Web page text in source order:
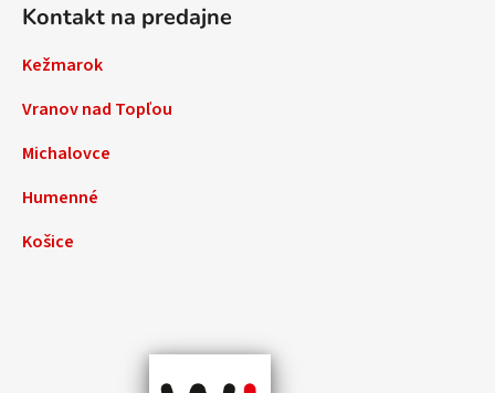
Kontakt na predajne
Kežmarok
Vranov nad Topľou
Michalovce
Humenné
Košice